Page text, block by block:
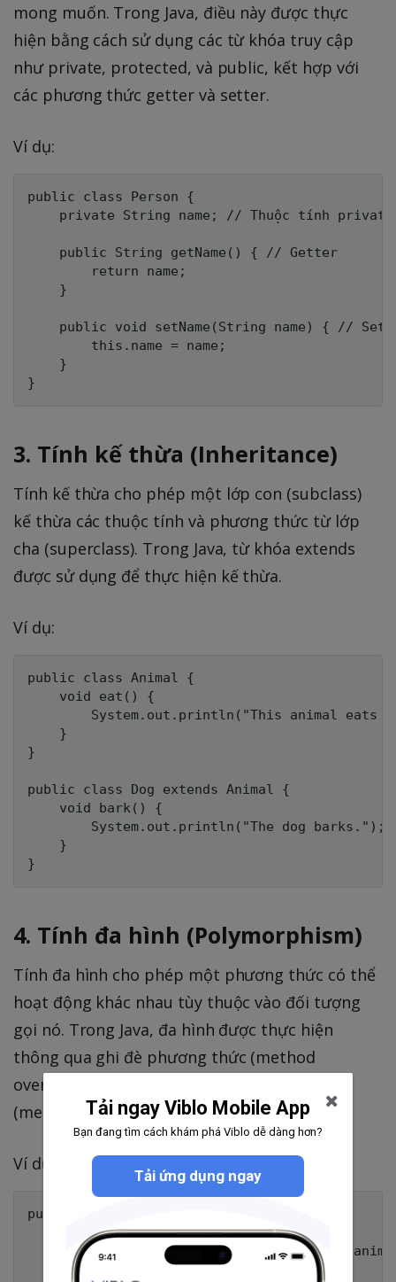
mong muốn. Trong Java, điều này được thực
hiện bằng cách sử dụng các từ khóa truy cập
như private, protected, và public, kết hợp với
các phương thức getter và setter.
Ví dụ:
public class Person {
    private String name; // Thuộc tính private
    public String getName() { // Getter
        return name;
    }
public void setName(String name) { //
        this.name = name;
    }
3. Tính kế thừa (Inheritance)
Tính kế thừa cho phép một lớp con (subclass)
kế thừa các thuộc tính và phương thức từ lớp
cha (superclass). Trong Java, từ khóa extends
được sử dụng để thực hiện kế thừa.
Ví dụ:
public class Animal {
    void eat() {
System.out.println("This animal eats
    }
}
public class Dog extends Animal {
    void bark() {
        System.out.println("The dog barks.");
    }
4. Tính đa hình (Polymorphism)
Tính đa hình cho phép một phương thức có thể
hoạt động khác nhau tùy thuộc vào đối tượng
gọi nó. Trong Java, đa hình được thực hiện
thông qua ghi đè phương thức (method
overriding) hoặc nạp chồng phương thức
(method overloading).
Ví dụ về ghi đè:
public class Animal {
    void sound() {
System.out.println("Some generic
Tải ngay Viblo Mobile App
Bạn đang tìm cách khám phá Viblo dễ dàng hơn?
Tải ứng dụng ngay